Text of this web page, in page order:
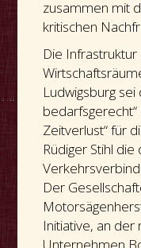
zusammen mit
kritischen
Die
Ludwigsburg
Zeitverlust“ für
Rüdiger Stihl
Der
Initiative, an der